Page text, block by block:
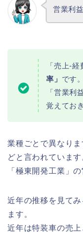
営業利
「売上-
率」 です。
「営業利
覚えてお
業種ごとで異なり
どと言われています
「極東開発工業」の
近年の推移を見て
ます。
近年は特装車の売